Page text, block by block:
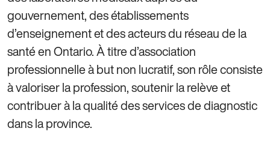
gouvernement, des établissements
d’enseignement et des acteurs du réseau de la
santé en Ontario. À titre d’association
professionnelle à but non lucratif, son rôle consiste
à valoriser la profession, soutenir la relève et
contribuer à la qualité des services de diagnostic
dans la province.